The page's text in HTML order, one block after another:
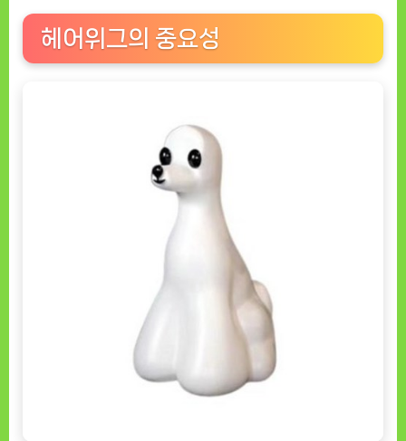
헤어위그의 중요성